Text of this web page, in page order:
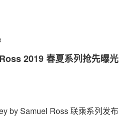
2019 春夏系列抢先曝光